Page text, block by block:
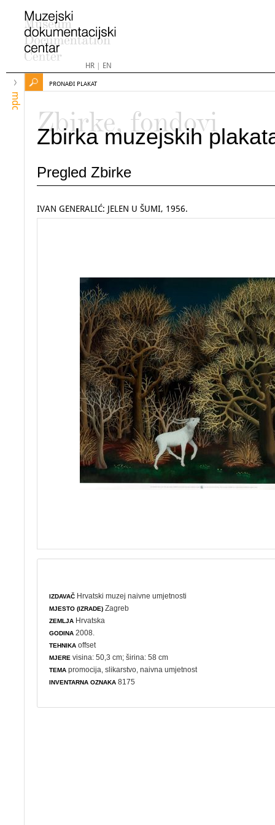
HR| EN
mdc
PRONAĐI PLAKAT
Zbirke, fondovi
Zbirka muzejskih
Pregled Zbirke
IVAN GENERALIĆ: JELEN U ŠUMI, 1956.
IZDAVAČ Hrvatski muzej naivne umjetnosti
MJESTO (IZRADE) Zagreb
ZEMLJA Hrvatska
GODINA 2008.
TEHNIKA offset
MJERE visina: 50,3 cm; širina: 58 cm
TEMA promocija ,slikarstvo ,naivna umjetnost
INVENTARNA OZNAKA 8175